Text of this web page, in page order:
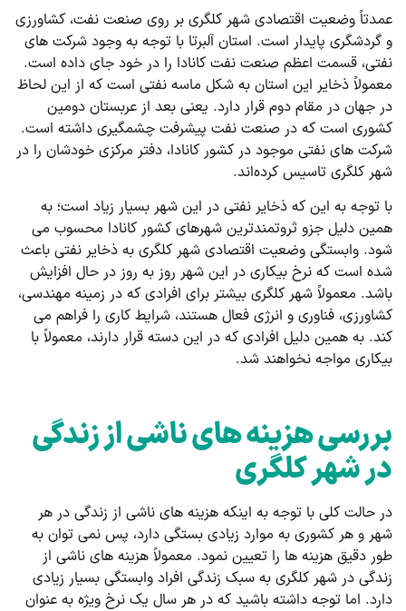
عمدتاً وضعیت اقتصادی شهر کلگری بر روی صنعت نفت، کشاورزی
و گردشگری پایدار است. استان آلبرتا با توجه به وجود شرکت های
نفتی، قسمت اعظم صنعت نفت کانادا را در خود جای داده است.
معمولاً ذخایر این استان به شکل ماسه نفتی است که از این لحاظ
در جهان در مقام دوم قرار دارد. یعنی بعد از عربستان دومین
کشوری است که در صنعت نفت پیشرفت چشمگیری داشته است.
شرکت ‌های نفتی موجود در کشور کانادا، دفتر مرکزی خودشان را در
شهر کلگری تاسیس کرده‌اند.
با توجه به این که ذخایر نفتی در این شهر بسیار زیاد است؛ به
همین دلیل جزو ثروتمندترین شهرهای کشور کانادا محسوب می
شود. وابستگی وضعیت اقتصادی شهر کلگری به ذخایر نفتی باعث
شده است که نرخ بیکاری در این شهر روز به روز در حال افزایش
باشد. معمولاً شهر کلگری بیشتر برای افرادی که در زمینه مهندسی،
کشاورزی، فناوری و انرژی فعال هستند، شرایط کاری را فراهم می
کند. به همین دلیل افرادی که در این دسته قرار دارند، معمولاً با
بیکاری مواجه نخواهند شد.
بررسی هزینه های ناشی از زندگی
در شهر کلگری
در حالت کلی با توجه به اینکه هزینه‌ های ناشی از زندگی در هر
شهر و هر کشوری به موارد زیادی بستگی دارد، پس نمی‌ توان به
طور دقیق هزینه‌ ها را تعیین نمود. معمولاً هزینه های ناشی از
زندگی در شهر کلگری به سبک زندگی افراد وابستگی بسیار زیادی
دارد. اما توجه داشته باشید که در هر سال یک نرخ ویژه به عنوان